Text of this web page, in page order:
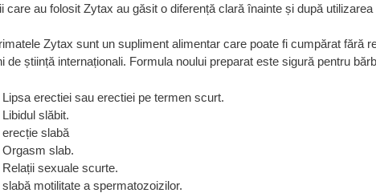
care au folosit Zytax au găsit o diferență clară înainte și după utilizarea
Zytax sunt un supliment alimentar care poate fi cumpărat fără
de știință internaționali. Formula noului preparat este sigură pentru
Lipsa erectiei sau erectiei pe termen scurt.
Libidul slăbit.
erecție slabă
Orgasm slab.
Relații sexuale scurte.
slabă motilitate a spermatozoizilor.